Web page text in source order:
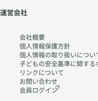
運営会社
会社概要
個人情報保護方針
個人情報の取り扱いについ
子どもの安全基準に関する
リンクについて
お問い合わせ
会員ログイン